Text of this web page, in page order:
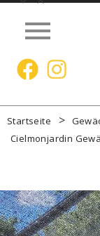

Startseite
Cielmonjardin